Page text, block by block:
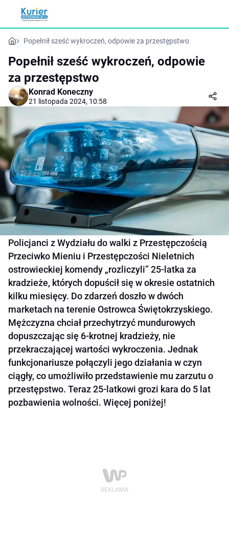
Popełnił sześć wykroczeń, odpowie za przestępstwo
Popełnił sześć wykroczeń, odpowie
za przestępstwo
Konrad Koneczny
21 listopada 2024, 10:58
Policjanci z Wydziału do walki z Przestępczością
Przeciwko Mieniu i Przestępczości Nieletnich
ostrowieckiej komendy „rozliczyli” 25-latka za
kradzieże, których dopuścił się w okresie ostatnich
kilku miesięcy. Do zdarzeń doszło w dwóch
marketach na terenie Ostrowca Świętokrzyskiego.
Mężczyzna chciał przechytrzyć mundurowych
dopuszczając się 6-krotnej kradzieży, nie
przekraczającej wartości wykroczenia. Jednak
funkcjonariusze połączyli jego działania w czyn
ciągły, co umożliwiło przedstawienie mu zarzutu o
przestępstwo. Teraz 25-latkowi grozi kara do 5 lat
pozbawienia wolności. Więcej poniżej!